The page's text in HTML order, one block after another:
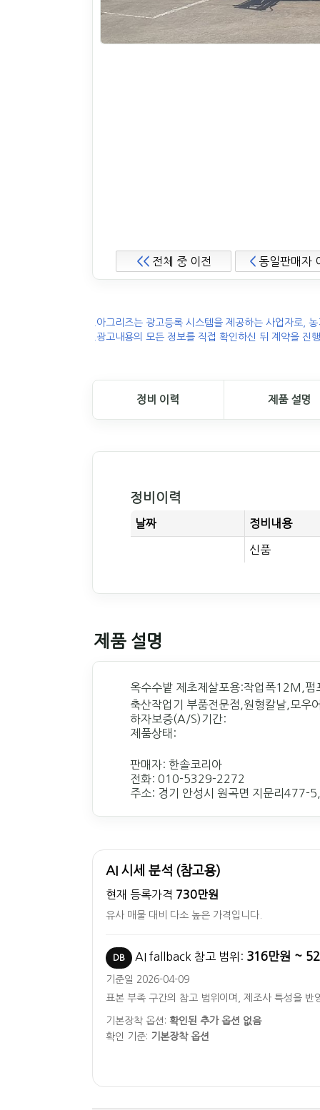
<<전체 중 이전 < 동일판매자
.아그리즈는 광고등록 시스템을 제공하는 사업자로,
.광고내용의 모든 정보를 직접 확인하신 뒤 계약을 진
정비 이력 제품 설명
정비이력
날짜 정비내용
신품
제품 설명
옥수수밭 제초제살포용:작업폭12M,펌
축산작업기 부품전문점,원형칼날,모우
하자보증(A/S)기간:
제품상태:
판매자: 한솔코리아
전화: 010-5329-2272
주소: 경기 안성시 원곡면 지문리477-
AI 시세 분석 (참고용)
현재 등록가격 730만원
유사 매물 대비 다소 높은 가격입니다.
DB AI fallback 참고 범위: 316만원 ~
기준일 2026-04-09
표본 부족 구간의 참고 범위이며, 제조사 특성을 반
기본장착 옵션: 확인된 추가 옵션 없음
확인 기준: 기본장착 옵션